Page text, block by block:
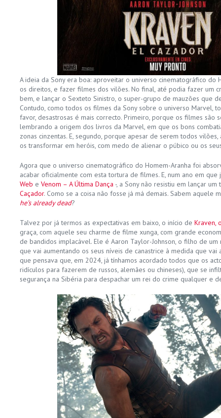
A ideia da Sony era boa: aproveitar o universo cinematográfico do
os direitos, e fazer filmes dos vilões. No final, até podia fazer um
bem, e lançar o Sexteto Sinistro, o super-grupo de mauzões que
Contudo, como todos os filmes da Sony sobre o universo Marvel,
favor, desastrosas é mais correcto. Primeiro, porque os filmes são
lembrando a origem dos livros da Marvel, em que os bons
zonas cinzentas. E, segundo, porque apesar de serem todos vilões,
os transformar em heróis, com medo de alienar o púbico ou os
Agora que o universo cinematográfico do Homem-Aranha foi
acabar oficialmente com esta tortura de filmes. E, num ano em
Web e Venom – A Última Dança -, a Sony não resistiu em lançar
Caçador. Como se a coisa não fosse já má demais. Sabem aquele
he’s already dead?
Talvez por já termos as expectativas em baixo, o início de Kraven,
graça, com aquele seu charme de filme xunga, com grande
de bandidos implacável. Ele é Aaron Taylor-Johnson, o filho de
que vai aumentando os seus níveis de canastrice à medida que
que pensava que, em 2024, já tínhamos acordado todos que os
ridículos para fazerem de russos, alemães ou chineses), que se
segurança na Sibéria para despachar um rei do crime qualquer e